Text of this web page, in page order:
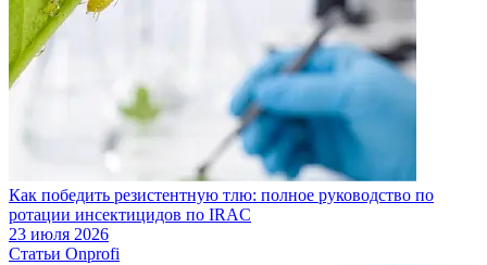
Как победить резистентную тлю: полное руководство по
ротации инсектицидов по IRAC
23 июля 2026
Статьи Onprofi